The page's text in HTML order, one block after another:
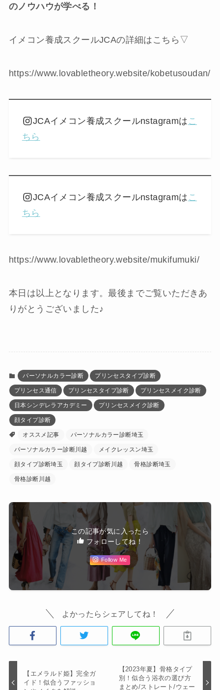
のノウハウが学べる！
イメコン養成スクールJCAの詳細はこちら▽
https://www.lovabletheory.website/kobetusoudan/
JCAイメコン養成スクールnstagramは こ
ちら
JCAイメコン養成スクールnstagramは こ
ちら
https://www.lovabletheory.website/mukifumuki/
本日は以上となります。最後までご覧いただきあ
りがとうございました♪
パーソナルカラー診断 プリンセスタイプ診断
プリンセス通信 プリンセスタイプ診断 プリンセスメイク診断
日本シンデレラアカデミー プリンセスメイク診断
顔タイプ診断
オススメ記事 パーソナルカラー診断埼玉
パーソナルカラー診断川越 メイクレッスン埼玉
顔タイプ診断埼玉 顔タイプ診断川越 骨格診断埼玉
骨格診断川越
この記事が気に入ったら
フォローしてね！
Follow Me
よかったらシェアしてね！
【エメラルド姫】完全ガ
イド！似合うファッショ
【2023年夏】骨格タイプ
別！似合う浴衣の選び方
まとめ/ストレート/ウェー